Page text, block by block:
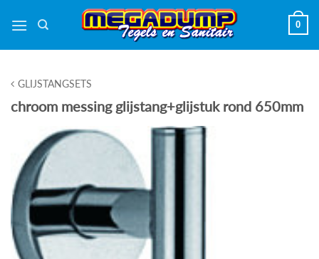
naar
0
GLIJSTANGSETS
chroom messing glijstang+glijstuk rond 650mm